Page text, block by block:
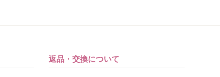
返品・交換について